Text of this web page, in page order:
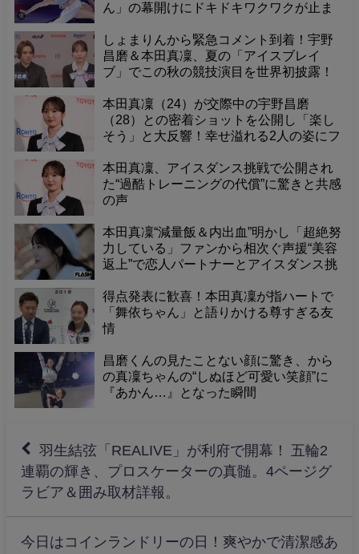
ん」の幕開けにドキドキワクワクが止ま
エール
しょまりんから緊急コメント到着！宇野
昌磨＆本田真凜、夏の「アイスブレイ
ブ」でこの秋の競技演目を世界初披露！
本田真凜（24）が交際中の宇野昌磨
（28）との密着ショットを公開し「楽し
そう」と大反響！幸せ溢れる2人の姿にフ
本田真凜、アイスダンス挑戦で公開され
た“過酷トレーニングの代償”に驚きと共感
の声
本田真凜“減量飯＆内出血”明かし「超絶努
力している」ファンから相次ぐ声援“美容
返上”で恋人パートナーとアイスダンス挑
得点発表に歓喜！本田真凜が指ハートで
「舞依ちゃん」と語りかける尊すぎる友
情
昌磨くんの見たことない顔に驚き、から
の真凜ちゃんの“しぬほど可愛い笑顔”に
『あかん…』となった瞬間
羽生結弦「REALIVE」が利府で開幕！ 五輪2
連覇の輝き、プロスケーターの真髄。4ページグ
ラビア＆囲み取材詳報。
今日はコインランドリーの日！爽やかで清潔感あ